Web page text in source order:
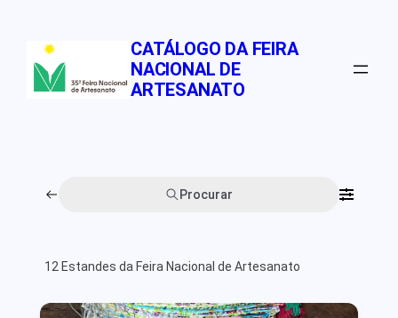
conteúdo
CATÁLOGO DA FEIRA
NACIONAL DE
ARTESANATO
Procurar
12 Estandes da Feira Nacional de Artesanato